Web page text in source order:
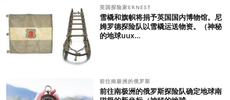
英国探险家ERNEST
雪橇和旗帜将捐予英国国内博物馆。尼
姆罗德探险队以雪橇运送物资。（神秘
的地球uux...
前往南极洲的俄罗斯
前往南极洲的俄罗斯探险队确定地球南